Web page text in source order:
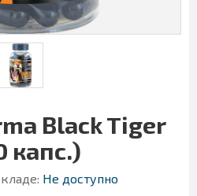
Black Tiger
капс.)
Не доступно